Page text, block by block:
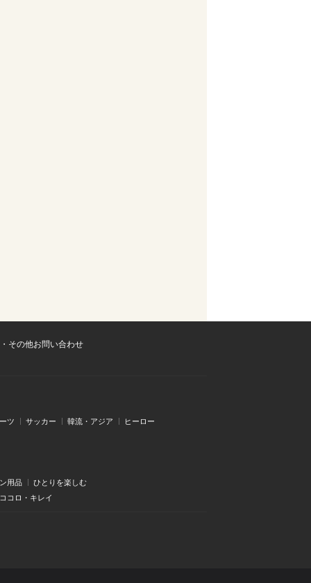
その他お問い合わせ
ツ サッカー 韓流・アジア ヒーロー
用品
ひとりを楽しむ
コロ・キレイ